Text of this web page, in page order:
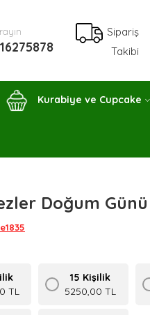
Sipariş
Takibi
Kurabiye ve Cupcake
Doğum Günü
TL
15 Kişilik
5250,00 TL